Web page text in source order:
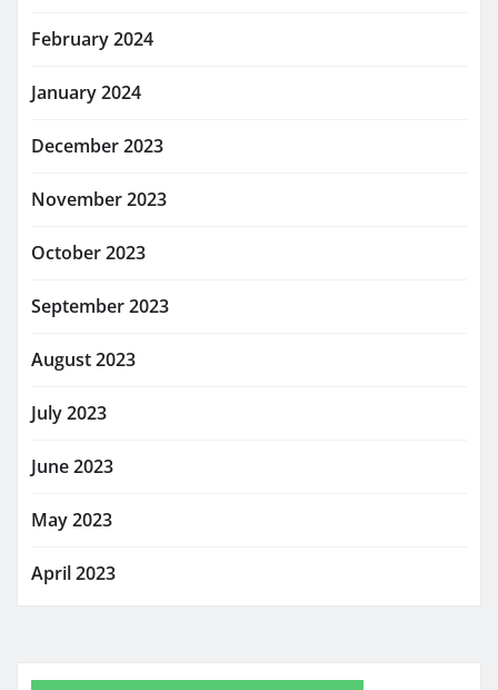
February 2024
January 2024
December 2023
November 2023
October 2023
September 2023
August 2023
July 2023
June 2023
May 2023
April 2023